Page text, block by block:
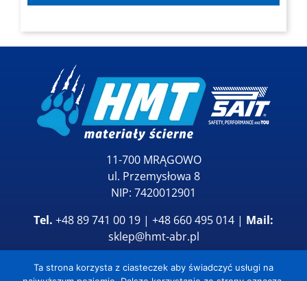
11-700 MRĄGOWO
ul. Przemysłowa 8
NIP: 7420012901
Tel. +48 89 741 00 19 | +48 660 495 014 | Mail:
sklep@hmt-abr.pl
Ta strona korzysta z ciasteczek aby świadczyć usługi na